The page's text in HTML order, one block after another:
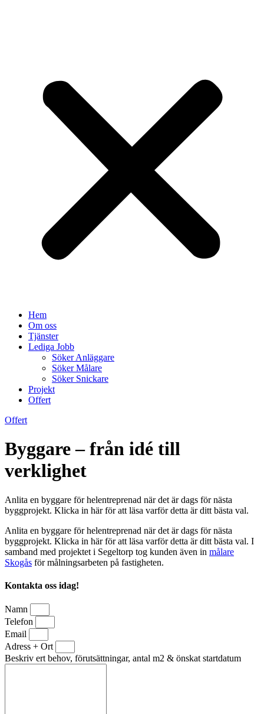
Hem
Om oss
Tjänster
Lediga Jobb
Söker Anläggare
Söker Målare
Söker Snickare
Projekt
Offert
Offert
Byggare – från idé till
verklighet
Anlita en byggare för helentreprenad när det är dags för nästa
byggprojekt. Klicka in här för att läsa varför detta är ditt bästa val.
Anlita en byggare för helentreprenad när det är dags för nästa
byggprojekt. Klicka in här för att läsa varför detta är ditt bästa val. I
samband med projektet i Segeltorp tog kunden även in målare
Skogås för målningsarbeten på fastigheten.
Kontakta oss idag!
Namn
Telefon
Email
Adress + Ort
Beskriv ert behov, förutsättningar, antal m2 & önskat startdatum